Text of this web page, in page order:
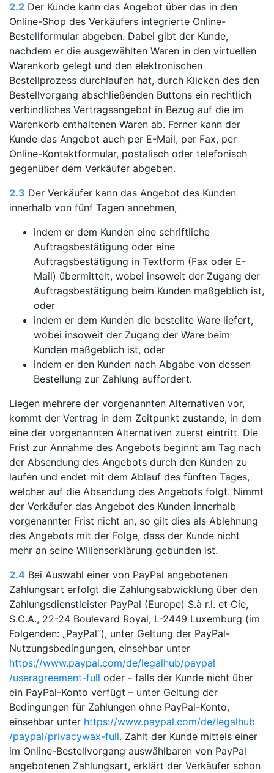
2.2 Der Kunde kann das Angebot über das in den
Online-Shop des Verkäufers integrierte Online-
Bestellformular abgeben. Dabei gibt der Kunde,
nachdem er die ausgewählten Waren in den virtuellen
Warenkorb gelegt und den elektronischen
Bestellprozess durchlaufen hat, durch Klicken des den
Bestellvorgang abschließenden Buttons ein rechtlich
verbindliches Vertragsangebot in Bezug auf die im
Warenkorb enthaltenen Waren ab. Ferner kann der
Kunde das Angebot auch per E-Mail, per Fax, per
Online-Kontaktformular, postalisch oder telefonisch
gegenüber dem Verkäufer abgeben.
2.3 Der Verkäufer kann das Angebot des Kunden
innerhalb von fünf Tagen annehmen,
indem er dem Kunden eine schriftliche
Auftragsbestätigung oder eine
Auftragsbestätigung in Textform (Fax oder E-
Mail) übermittelt, wobei insoweit der Zugang der
Auftragsbestätigung beim Kunden maßgeblich ist,
oder
indem er dem Kunden die bestellte Ware liefert,
wobei insoweit der Zugang der Ware beim
Kunden maßgeblich ist, oder
indem er den Kunden nach Abgabe von dessen
Bestellung zur Zahlung auffordert.
Liegen mehrere der vorgenannten Alternativen vor,
kommt der Vertrag in dem Zeitpunkt zustande, in dem
eine der vorgenannten Alternativen zuerst eintritt. Die
Frist zur Annahme des Angebots beginnt am Tag nach
der Absendung des Angebots durch den Kunden zu
laufen und endet mit dem Ablauf des fünften Tages,
welcher auf die Absendung des Angebots folgt. Nimmt
der Verkäufer das Angebot des Kunden innerhalb
vorgenannter Frist nicht an, so gilt dies als Ablehnung
des Angebots mit der Folge, dass der Kunde nicht
mehr an seine Willenserklärung gebunden ist.
2.4 Bei Auswahl einer von PayPal angebotenen
Zahlungsart erfolgt die Zahlungsabwicklung über den
Zahlungsdienstleister PayPal (Europe) S.à r.l. et Cie,
S.C.A., 22-24 Boulevard Royal, L-2449 Luxemburg (im
Folgenden: „PayPal“), unter Geltung der PayPal-
Nutzungsbedingungen, einsehbar unter
https://www.paypal.com/de/legalhub/paypal
/useragreement-full oder - falls der Kunde nicht über
ein PayPal-Konto verfügt – unter Geltung der
Bedingungen für Zahlungen ohne PayPal-Konto,
einsehbar unter https://www.paypal.com/de/legalhub
/paypal/privacywax-full. Zahlt der Kunde mittels einer
im Online-Bestellvorgang auswählbaren von PayPal
angebotenen Zahlungsart, erklärt der Verkäufer schon